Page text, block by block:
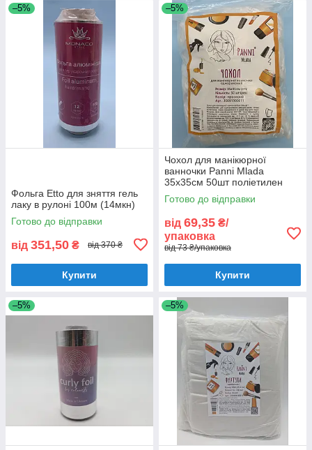
–5%
Фольга Etto для зняття гель
лаку в рулоні 100м (14мкн)
Готово до відправки
від 351,50 ₴ від 370 ₴
Купити
–5%
Чохол для манікюрної
ванночки Panni Mlada
35x35см 50шт поліетилен
Готово до відправки
від 69,35 ₴/
упаковка
від 73 ₴/упаковка
Купити
–5% –5%